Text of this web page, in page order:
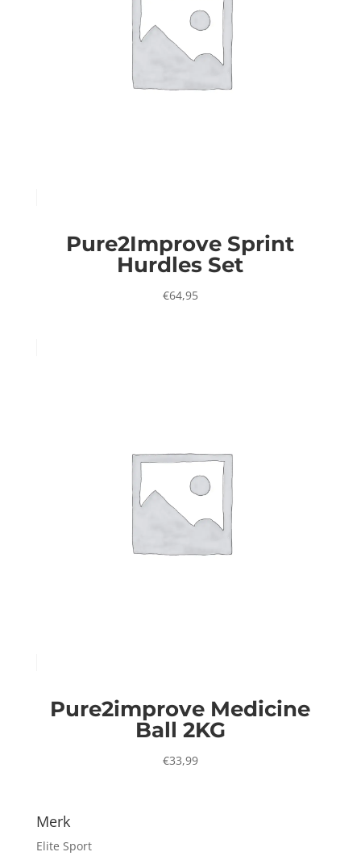
Pure2Improve Sprint
Hurdles Set
€64,95
Pure2improve Medicine
Ball 2KG
€33,99
Merk
Elite Sport